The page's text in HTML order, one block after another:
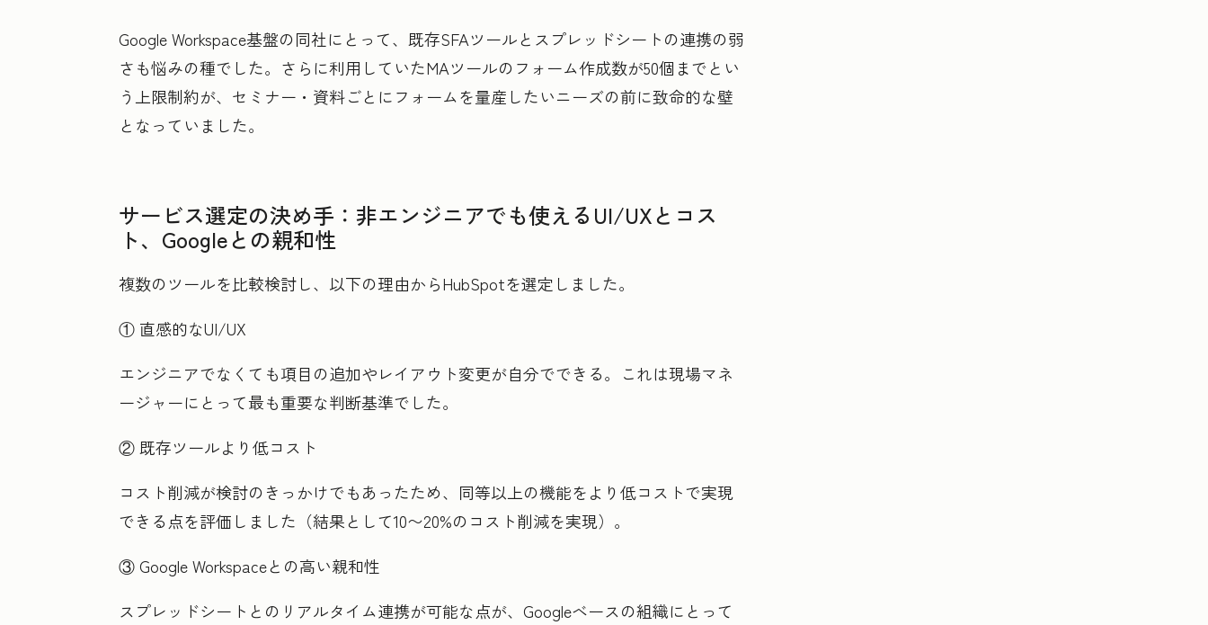
Google Workspace基盤の同社にとって、既存SFAツールとスプレッドシートの連携の弱
さも悩みの種でした。さらに利用していたMAツールのフォーム作成数が50個までとい
う上限制約が、セミナー・資料ごとにフォームを量産したいニーズの前に致命的な壁
となっていました。
サービス選定の決め手：非エンジニアでも使えるUI/UXとコス
ト、Googleとの親和性
複数のツールを比較検討し、以下の理由からHubSpotを選定しました。
① 直感的なUI/UX
エンジニアでなくても項目の追加やレイアウト変更が自分でできる。これは現場マネ
ージャーにとって最も重要な判断基準でした。
② 既存ツールより低コスト
コスト削減が検討のきっかけでもあったため、同等以上の機能をより低コストで実現
できる点を評価しました（結果として10〜20%のコスト削減を実現）。
③ Google Workspaceとの高い親和性
スプレッドシートとのリアルタイム連携が可能な点が、Googleベースの組織にとって